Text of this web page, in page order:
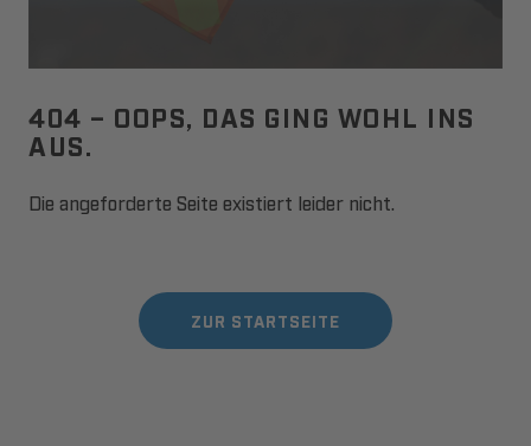
404 – OOPS, DAS GING WOHL INS
AUS.
Die angeforderte Seite existiert leider nicht.
ZUR STARTSEITE